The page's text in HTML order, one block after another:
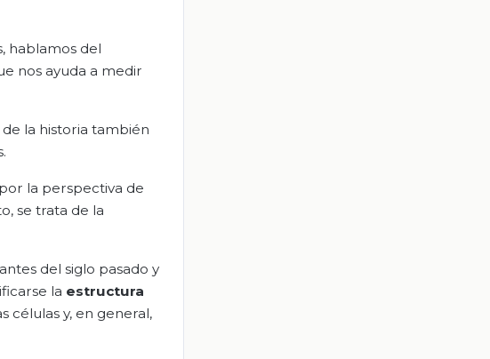
hablamos del
nos ayuda a medir
la historia también
la perspectiva de
se trata de la
del siglo pasado y
la estructura
células y, en general,